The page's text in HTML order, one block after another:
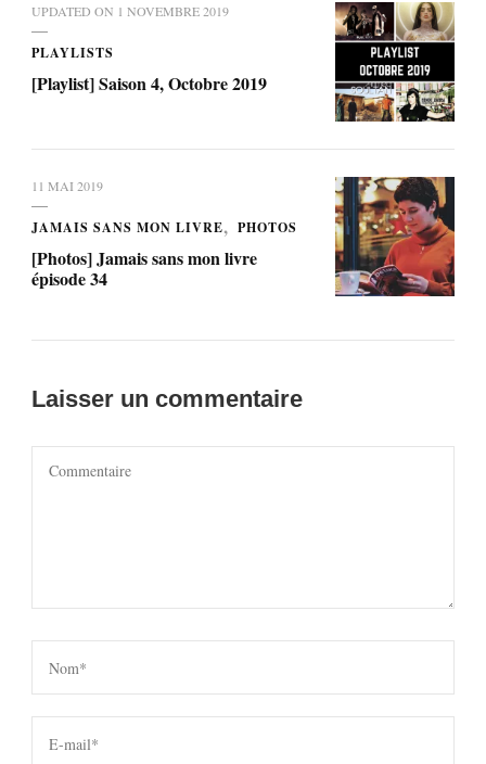
UPDATED ON 1 NOVEMBRE 2019
PLAYLISTS
[Playlist] Saison 4, Octobre 2019
11 MAI 2019
JAMAIS SANS MON LIVRE PHOTOS
[Photos] Jamais sans mon livre
épisode 34
Laisser un commentaire